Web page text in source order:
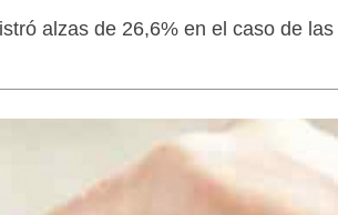
alzas de 26,6% en el caso de las